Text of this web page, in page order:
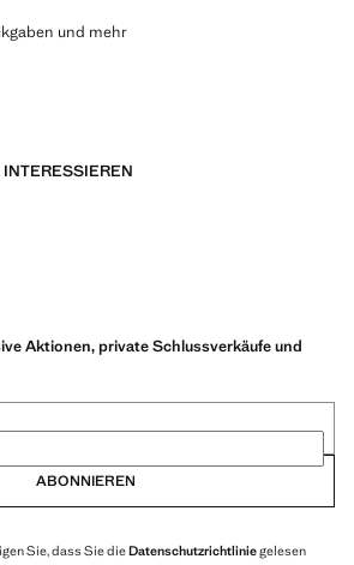
und mehr
Aktionen, private Schlussverkäufe und
ABONNIEREN
Sie, dass Sie dieDatenschutzrichtliniegelesen